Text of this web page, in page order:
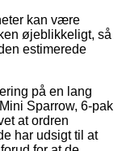
kan være
øjeblikkeligt, så
estimerede
på en lang
Sparrow, 6-pak
at ordren
har udsigt til at